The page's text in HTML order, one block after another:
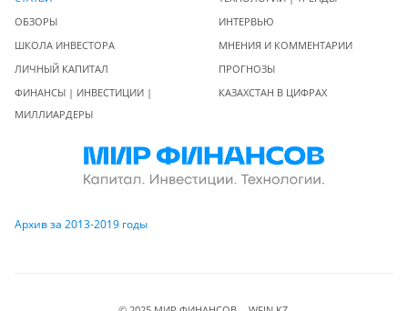
ОБЗОРЫ
ШКОЛА ИНВЕСТОРА
ЛИЧНЫЙ КАПИТАЛ
ФИНАНСЫ | ИНВЕСТИЦИИ |
МИЛЛИАРДЕРЫ
ИНТЕРВЬЮ
МНЕНИЯ И КОММЕНТАРИИ
ПРОГНОЗЫ
КАЗАХСТАН В ЦИФРАХ
Архив за 2013-2019 годы